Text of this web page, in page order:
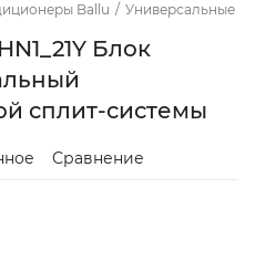
Ballu / Универсальные
Блок
сплит-системы
Сравнение